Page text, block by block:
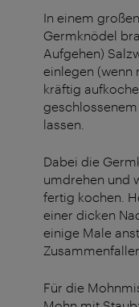
In einem
Germknödel
Aufgehen)
einlegen (wenn
kräftig
geschlossenem
lassen.
Dabei die
umdrehen und
fertig kochen.
einer dicken
einige Male
Für die